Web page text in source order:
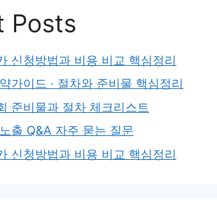
Posts
신청방법과 비용 비교 핵심정리
가이드 · 절차와 준비물 핵심정리
준비물과 절차 체크리스트
출 Q&A 자주 묻는 질문
신청방법과 비용 비교 핵심정리